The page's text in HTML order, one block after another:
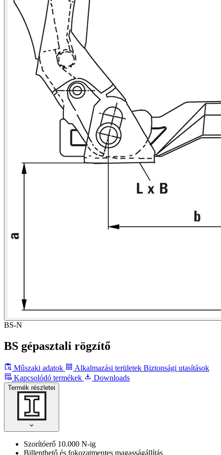
BS-N
BS gépasztali rögzítő
Műszaki adatok Alkalmazási területek Biztonsági utasítások
Kapcsolódó termékek
Downloads
Termék részletei
Szorítóerő 10.000 N-ig
Billenthető és fokozatmentes magasságállítás